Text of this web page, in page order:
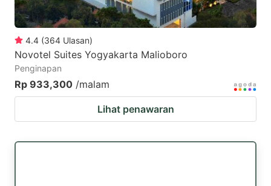
4.4 (364 Ulasan)
Novotel Suites Yogyakarta Malioboro
Penginapan
Rp 933,300 /malam
Lihat penawaran